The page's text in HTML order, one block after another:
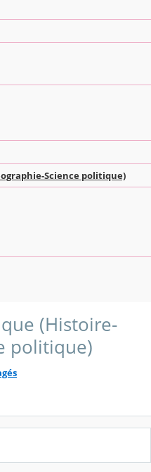
Science politique)
(Histoire-
politique)